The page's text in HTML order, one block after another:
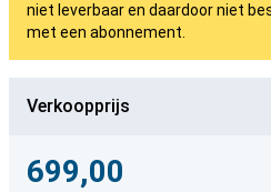
niet leverbaar en daardoor niet
met een abonnement.
Verkoopprijs
699,00